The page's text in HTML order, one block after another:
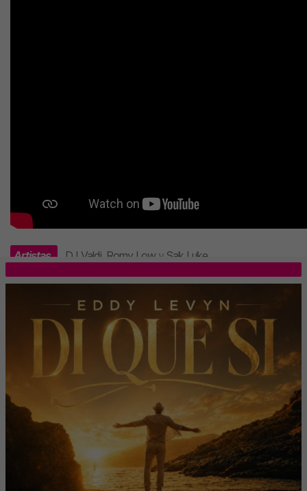
Artistas DJ Valdi Romy Low y Sak Luke